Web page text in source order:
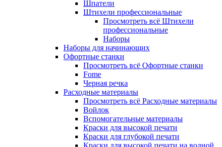
Шпатели
Штихели профессиональные
Просмотреть всё Штихели
профессиональные
Наборы
Наборы для начинающих
Офортные станки
Просмотреть всё Офортные станки
Fome
Черная речка
Расходные материалы
Просмотреть всё Расходные материалы
Войлок
Вспомогательные материалы
Краски для высокой печати
Краски для глубокой печати
Краски для высокой печати на водной